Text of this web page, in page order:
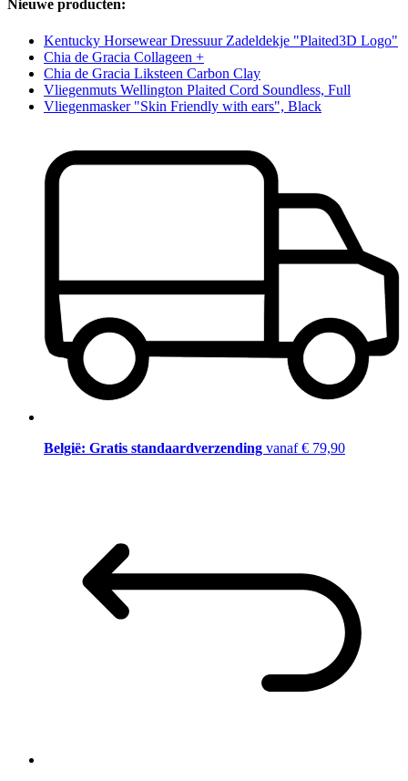
Nieuwe producten:
Kentucky Horsewear Dressuur Zadeldekje "Plaited3D Logo"
Chia de Gracia Collageen +
Chia de Gracia Liksteen Carbon Clay
Vliegenmuts Wellington Plaited Cord Soundless, Full
Vliegenmasker "Skin Friendly with ears", Black
België: Gratis standaardverzending vanaf € 79,90